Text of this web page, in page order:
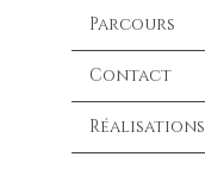
Parcours
Contact
Réalisations